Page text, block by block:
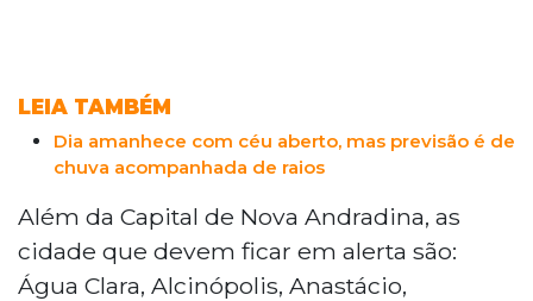
LEIA TAMBÉM
Dia amanhece com céu aberto, mas previsão é de
chuva acompanhada de raios
Além da Capital de Nova Andradina, as
cidade que devem ficar em alerta são:
Água Clara, Alcinópolis, Anastácio,